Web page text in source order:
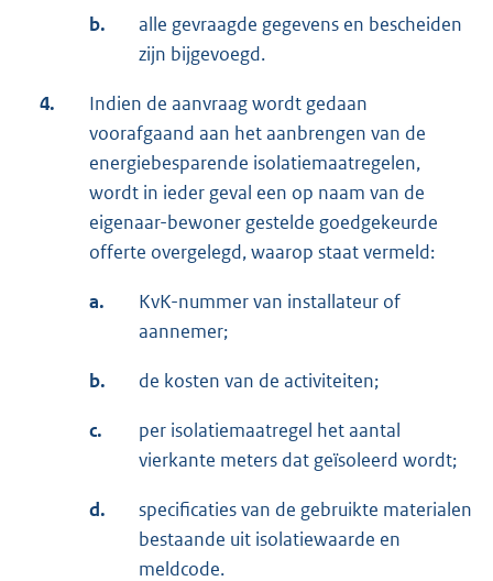
b.
alle gevraagde gegevens en bescheiden
zijn bijgevoegd.
4.
Indien de aanvraag wordt gedaan
voorafgaand aan het aanbrengen van de
energiebesparende isolatiemaatregelen,
wordt in ieder geval een op naam van de
eigenaar-bewoner gestelde goedgekeurde
offerte overgelegd, waarop staat vermeld:
a.
KvK-nummer van installateur of
aannemer;
b. de kosten van de activiteiten;
c.
per isolatiemaatregel het aantal
vierkante meters dat geïsoleerd wordt;
d.
specificaties van de gebruikte materialen
bestaande uit isolatiewaarde en
meldcode.